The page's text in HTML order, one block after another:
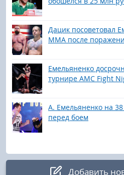
Дацик посоветовал
ММА после
Емельяненко
турнире AMC Fight
А. Емельяненко на
перед боем
Добавить